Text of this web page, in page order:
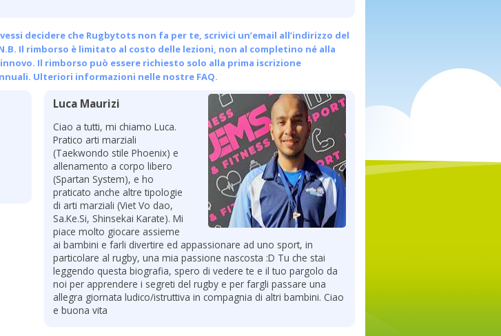
decidere che Rugbytots non fa per te, scrivici un’email all’indirizzo del
Il rimborso è limitato al costo delle lezioni, non al completino né alla
Il rimborso può essere richiesto solo alla prima iscrizione
Ulteriori informazioni nelle nostre FAQ.
Luca Maurizi
Ciao a tutti, mi chiamo Luca.
Pratico arti marziali
(Taekwondo stile Phoenix) e
allenamento a corpo libero
(Spartan System), e ho
praticato anche altre tipologie
di arti marziali (Viet Vo dao,
Sa.Ke.Si, Shinsekai Karate). Mi
piace molto giocare assieme
ai bambini e farli divertire ed appassionare ad uno sport, in
particolare al rugby, una mia passione nascosta :D Tu che stai
leggendo questa biografia, spero di vedere te e il tuo pargolo da
noi per apprendere i segreti del rugby e per fargli passare una
allegra giornata ludico/istruttiva in compagnia di altri bambini. Ciao
e buona vita